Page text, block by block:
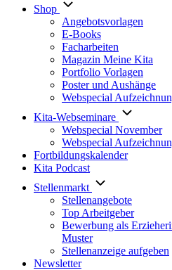
Shop
Angebotsvorlagen
E-Books
Facharbeiten
Magazin Meine Kita
Portfolio Vorlagen
Poster und Aushänge
Webspecial
Kita-Webseminare
Webspecial November
Webspecial
Fortbildungskalender
Kita Podcast
Stellenmarkt
Stellenangebote
Top Arbeitgeber
Bewerbung als
Muster
Stellenanzeige aufgeben
Newsletter